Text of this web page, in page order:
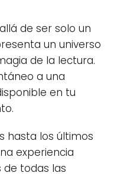
de ser solo un
un universo
de la lectura.
a una
en tu
hasta los últimos
experiencia
todas las